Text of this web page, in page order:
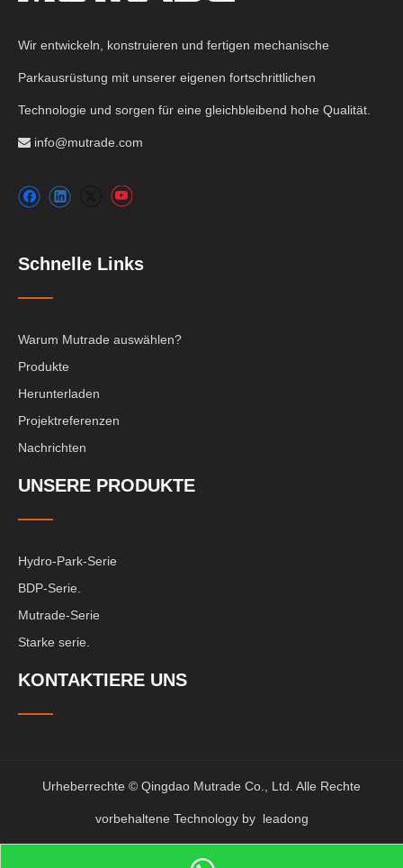
Wir entwickeln, konstruieren und fertigen mechanische
Parkausrüstung mit unserer eigenen fortschrittlichen
Technologie und sorgen für eine gleichbleibend hohe Qualität.
 info@mutrade.com
Schnelle Links
Warum Mutrade auswählen?
Produkte
Herunterladen
Projektreferenzen
Nachrichten
UNSERE PRODUKTE
Hydro-Park-Serie
BDP-Serie.
Mutrade-Serie
Starke serie.
KONTAKTIERE UNS
Urheberrechte © Qingdao Mutrade Co., Ltd. Alle Rechte
vorbehaltene Technology by leadong